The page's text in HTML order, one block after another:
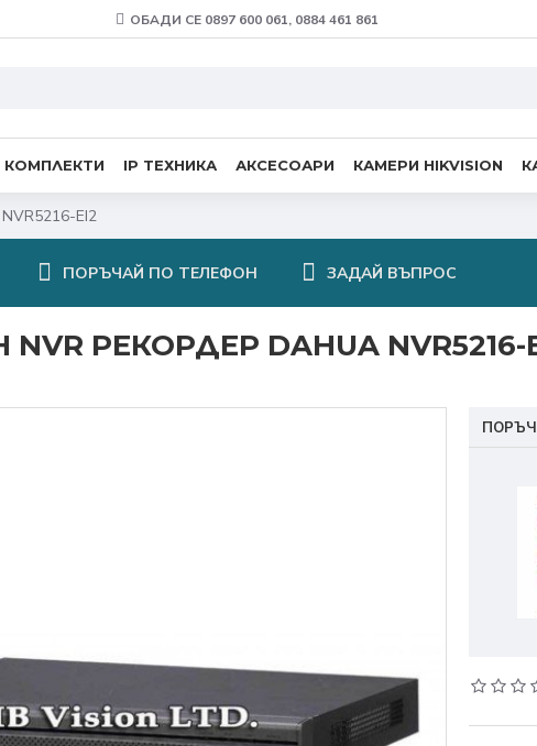
ОБАДИ СЕ 0897 600 061, 0884 461 861
КОМПЛЕКТИ IP ТЕХНИКА АКСЕСОАРИ КАМЕРИ HIKVISION
EI2
ПОРЪЧАЙ ПО ТЕЛЕФОН ЗАДАЙ ВЪПРОС
РЕКОРДЕР DAHUA NVR5216-